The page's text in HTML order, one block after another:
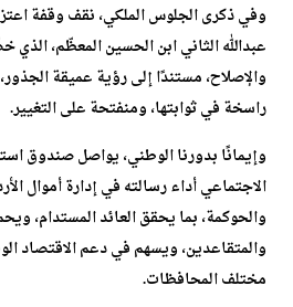
وفي ذكرى الجلوس الملكي، نقف وقفة
عبدالله الثاني ابن الحسين المعظّم، الذي
والإصلاح، مستندًا إلى رؤية عميقة
راسخة في ثوابتها، ومنفتحة على التغيير.
وإيمانًا بدورنا الوطني، يواصل صندوق
الاجتماعي أداء رسالته في إدارة أموال
والحوكمة، بما يحقق العائد المستدام،
والمتقاعدين، ويسهم في دعم الاقتصاد
مختلف المحافظات.